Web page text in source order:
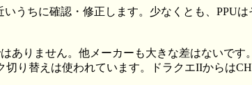
うちに確認・修正します。少なくとも、PPU
ありません。他メーカーも大きな差はないで
り替えは使われています。ドラクエIIからは